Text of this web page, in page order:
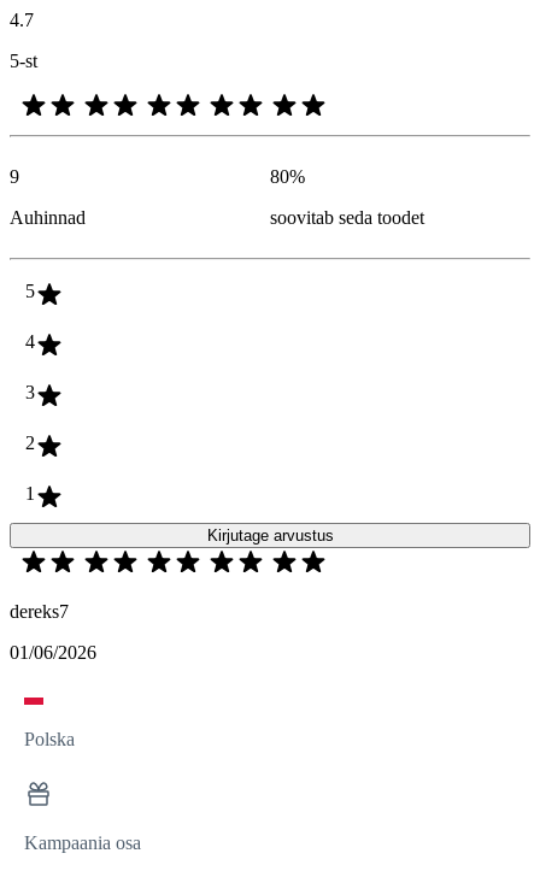
4.7
5-st
9
Auhinnad
80%
soovitab seda toodet
5
4
3
2
1
Kirjutage arvustus
dereks7
01/06/2026
Polska
Kampaania osa